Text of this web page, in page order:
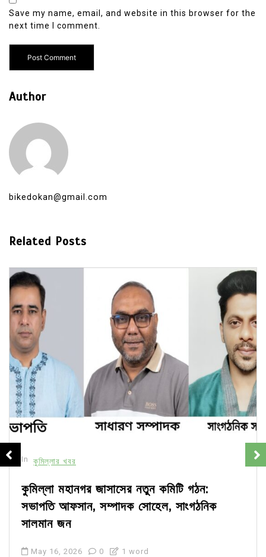
Save my name, email, and website in this browser for the
next time I comment.
Author
bikedokan@gmail.com
Related Posts
In কুমিল্লার খবর
কুমিল্লা মহানগর জাসাসের নতুন কমিটি গঠন:
সভাপতি আফসান, সম্পাদক সোহেল, সাংগঠনিক
সালমান জন
May 16, 2026 0 1 word